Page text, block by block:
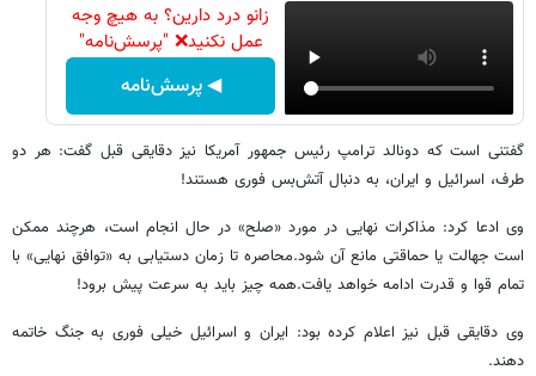
زانو درد دارین؟ به هیچ وجه
عمل نکنید❌ "پرسش‌نامه"
◀ پرسش‌نامه
گفتنی است که دونالد ترامپ رئیس جمهور آمریکا نیز دقایقی قبل گفت: هر دو
طرف، اسرائیل و ایران، به دنبال آتش‌بس فوری هستند!
وی ادعا کرد: مذاکرات نهایی در مورد «صلح» در حال انجام است، هرچند ممکن
است جهالت یا حماقتی مانع آن شود.محاصره تا زمان دستیابی به «توافق نهایی» با
تمام قوا و قدرت ادامه خواهد یافت.همه چیز باید به سرعت پیش برود!
وی دقایقی قبل نیز اعلام کرده بود: ایران و اسرائیل خیلی فوری به جنگ خاتمه
دهند.